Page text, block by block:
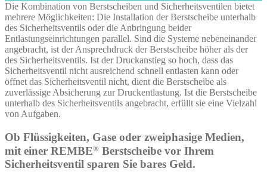
Die Kombination von Berstscheiben und Sicherheitsventilen bietet
mehrere Möglichkeiten: Die Installation der Berstscheibe unterhalb
des Sicherheitsventils oder die Anbringung beider
Entlastungseinrichtungen parallel. Sind die Systeme nebeneinander
angebracht, ist der Ansprechdruck der Berstscheibe höher als der
des Sicherheitsventils. Ist der Druckanstieg so hoch, dass das
Sicherheitsventil nicht ausreichend schnell entlasten kann oder
öffnet das Sicherheitsventil nicht, dient die Berstscheibe als
zuverlässige Absicherung zur Druckentlastung. Ist die Berstscheibe
unterhalb des Sicherheitsventils angebracht, erfüllt sie eine Vielzahl
von Aufgaben.
Ob Flüssigkeiten, Gase oder zweiphasige Medien,
mit einer REMBE® Berstscheibe vor Ihrem
Sicherheitsventil sparen Sie bares Geld.